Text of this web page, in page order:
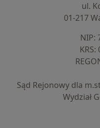
ul.
01-217
NIP:
Sąd Rejonowy dla
Wydział